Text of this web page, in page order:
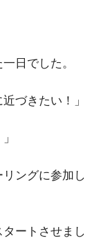
日でした。
づきたい！」
ングに参加し
ートさせまし